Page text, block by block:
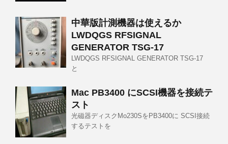
中華版計測機器は使えるか
LWDQGS RFSIGNAL
GENERATOR TSG-17
LWDQGS RFSIGNAL GENERATOR TSG-17
と
Mac PB3400 にSCSI機器を接続テ
スト
光磁器ディスクMo230SをPB3400に SCSI接続
するテストを